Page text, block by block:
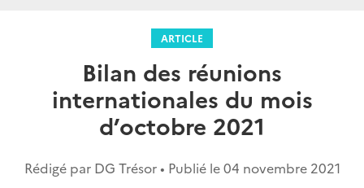
ARTICLE
Bilan des réunions
internationales du mois
d’octobre 2021
Rédigé par DG Trésor • Publié le04 novembre 2021